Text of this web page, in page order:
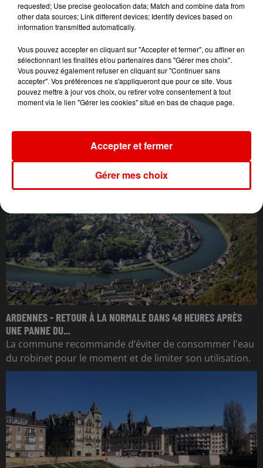
L'ACTU DES ARDENNES
ARDENNES - RETOUR À LA NORMALE DANS 48 HEURES APRÈS
UNE PANNE DU...
La commune recommande d’éviter de consommer l'eau
du robinet pour le moment et de limiter son utilisation.
requested; Use precise geolocation data; Match and combine data from
other data sources; Link different devices; Identify devices based on
information transmitted automatically.
Vous pouvez accepter en cliquant sur "Accepter et fermer", ou affiner en
sélectionnant les finalités et/ou partenaires dans "Gérer mes choix".
Vous pouvez également refuser en cliquant sur "Continuer sans
accepter". Vos préférences ne s'appliqueront que pour ce site. Vous
pouvez mettre à jour vos choix, ou retirer votre consentement à tout
moment via le lien "Gérer les cookies" situé en bas de chaque page.
Gérer mes choix
Accepter et fermer